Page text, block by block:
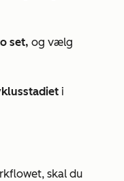
set, og vælg
i
skal du